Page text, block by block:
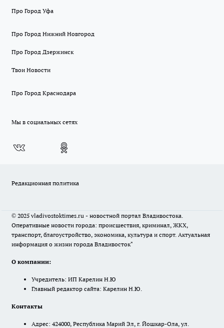
Про Город Уфа
Про Город Нижний Новгород
Про Город Дзержинск
Твои Новости
Про Город Краснодара
Мы в социальных сетях
Редакционная политика
© 2025 vladivostoktimes.ru - новостной портал Владивостока.
Оперативные новости города: происшествия, криминал, ЖКХ,
транспорт, благоустройство, экономика, культура и спорт. Актуальная
информация о жизни города Владивосток"
О компании:
Учредитель: ИП Карелин Н.Ю
Главный редактор сайта: Карелин Н.Ю.
Контакты
Адрес: 424000, Республика Марий Эл, г. Йошкар-Ола, ул.